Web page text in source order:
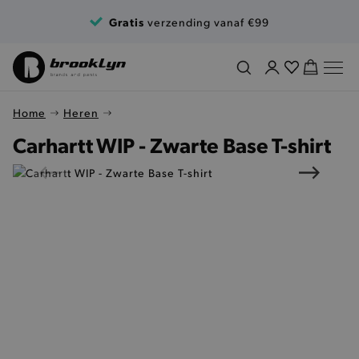
Gratis verzending vanaf €99
Home Heren
Carhartt WIP - Zwarte Base T-shirt